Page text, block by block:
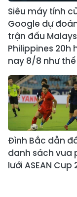
Siêu máy tính
Google dự
trận đấu
Philippines 20h
nay 8/8 như
Đình Bắc dẫn
danh sách vua
lưới ASEAN Cup